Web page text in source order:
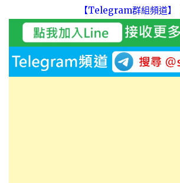
【Telegram群組頻道】